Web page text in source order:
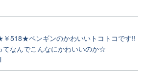
518★ペンギンのかわいいトコトコです‼️
てなんでこんなにかわいいのか☆